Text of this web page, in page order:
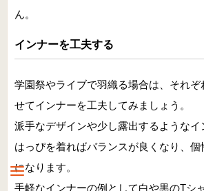
ん。
インナーを工夫する
学園祭やライブで羽織る場合は、それ
せてインナーを工夫してみましょう。
派手なデザインや少し露出するようなイ
はっぴを着ればバランスが良くなり、
になります。
手軽なインナーの例として白や黒のTシ